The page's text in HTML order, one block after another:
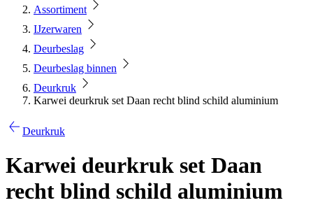
Assortiment
IJzerwaren
Deurbeslag
Deurbeslag binnen
Deurkruk
Karwei deurkruk set Daan recht blind schild aluminium
Deurkruk
Karwei deurkruk set Daan
recht blind schild aluminium